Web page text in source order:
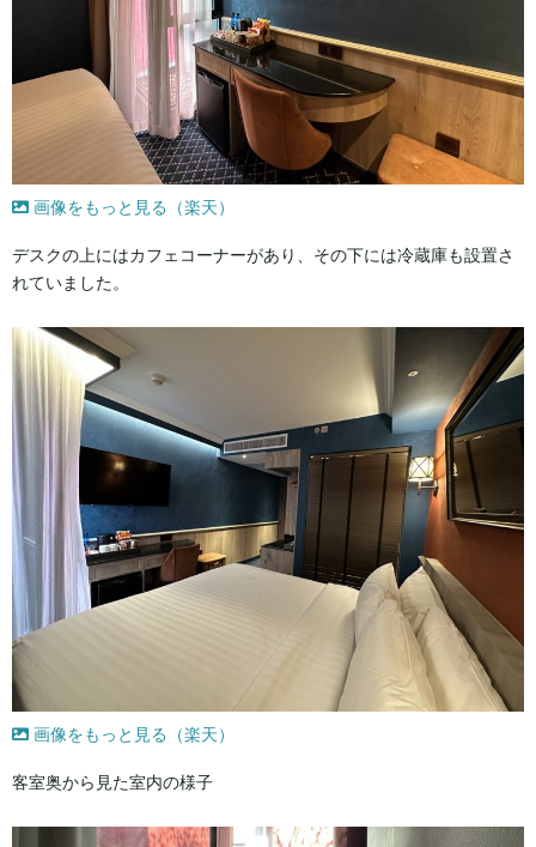
画像をもっと見る（楽天）
デスクの上にはカフェコーナーがあり、その下には冷蔵庫も設置さ
れていました。
画像をもっと見る（楽天）
客室奥から見た室内の様子